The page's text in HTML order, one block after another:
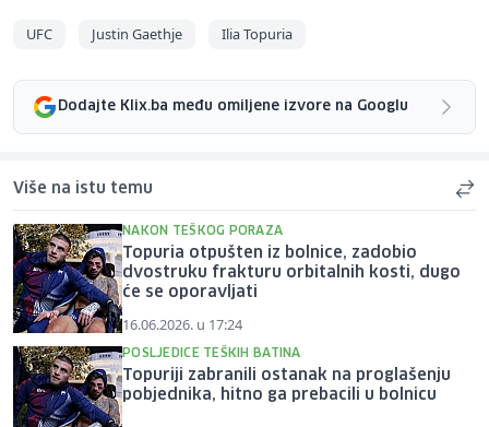
UFC Justin Gaethje Ilia Topuria
Dodajte Klix.ba među omiljene izvore na Googlu
Više na istu temu
NAKON TEŠKOG PORAZA
Topuria otpušten iz bolnice, zadobio
dvostruku frakturu orbitalnih kosti, dugo
će se oporavljati
16.06.2026. u 17:24
POSLJEDICE TEŠKIH BATINA
Topuriji zabranili ostanak na proglašenju
pobjednika, hitno ga prebacili u bolnicu